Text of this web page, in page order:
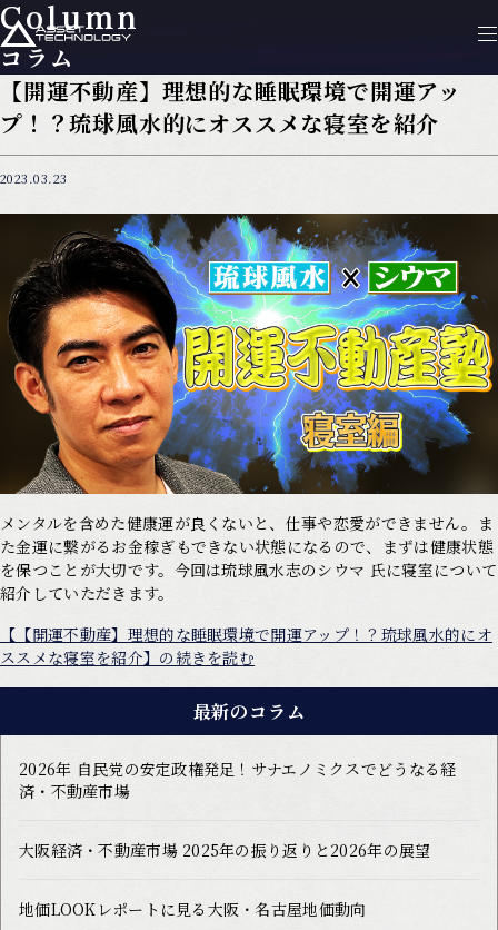
Column
コラム
【開運不動産】理想的な睡眠環境で開運アッ
プ！？琉球風水的にオススメな寝室を紹介
2023.03.23
メンタルを含めた健康運が良くないと、仕事や恋愛ができません。ま
た金運に繋がるお金稼ぎもできない状態になるので、まずは健康状態
を保つことが大切です。今回は琉球風水志のシウマ 氏に寝室について
紹介していただきます。
【【開運不動産】理想的な睡眠環境で開運アップ！？琉球風水的にオ
ススメな寝室を紹介】の続きを読む
最新のコラム
2026年 自民党の安定政権発足！サナエノミクスでどうなる経
済・不動産市場
大阪経済・不動産市場 2025年の振り返りと2026年の展望
地価LOOKレポートに見る大阪・名古屋地価動向